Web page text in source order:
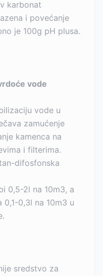
karbonat
i povećanje
je 100g pH plusa.
vode
vode u
zamućenje
kamenca na
i filterima.
difosfonska
0,5-2l na 10m3, a
0,3l na 10m3 u
sredstvo za